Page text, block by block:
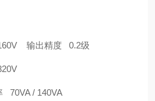
输出精度 0.2级
70VA / 140VA